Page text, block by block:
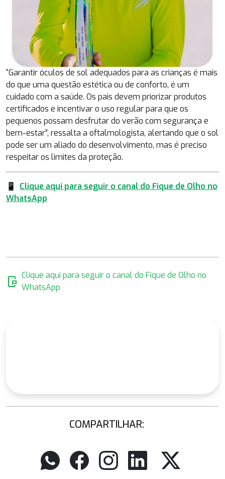
“Garantir óculos de sol adequados para as crianças é mais
do que uma questão estética ou de conforto, é um
cuidado com a saúde. Os pais devem priorizar produtos
certificados e incentivar o uso regular para que os
pequenos possam desfrutar do verão com segurança e
bem-estar”, ressalta a oftalmologista, alertando que o sol
pode ser um aliado do desenvolvimento, mas é preciso
respeitar os limites da proteção.
📱
Clique aqui para seguir o canal do Fique de Olho no
WhatsApp
mobile_chat Clique aqui para seguir o canal do Fique de Olho no
WhatsApp
COMPARTILHAR: